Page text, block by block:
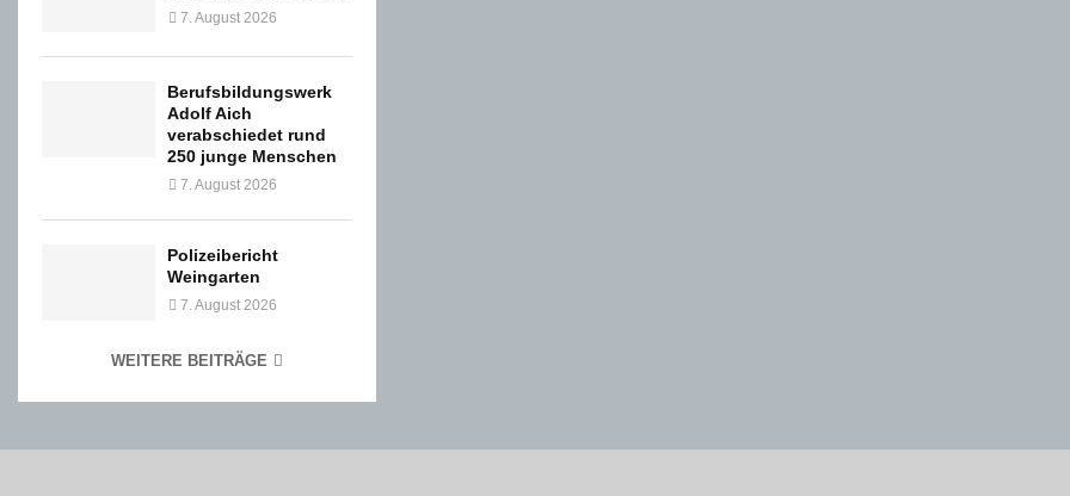
7. August 2026
Berufsbildungswerk
Adolf Aich
verabschiedet rund
250 junge Menschen
7. August 2026
Polizeibericht
Weingarten
7. August 2026
WEITERE BEITRÄGE